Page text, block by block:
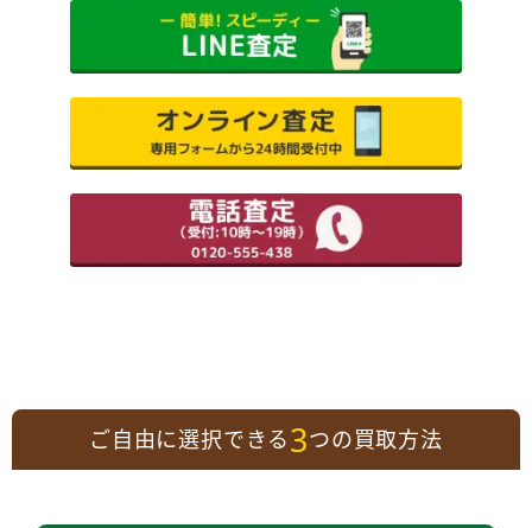
ご自由に選択できる3つの買取方法